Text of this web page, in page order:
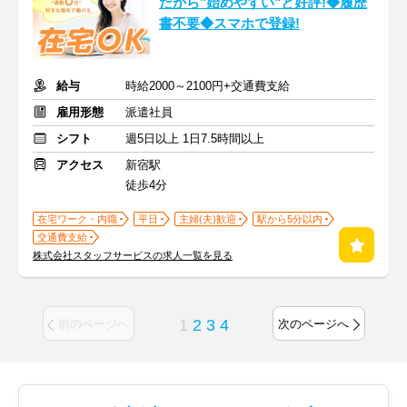
書不要◆スマホで登録!
給与
時給2000～2100円+交通費支給
雇用形態
派遣社員
シフト
週5日以上 1日7.5時間以上
アクセス
新宿駅
徒歩4分
在宅ワーク・内職 平日 主婦(夫)歓迎
駅から5分以内
交通費支給
株式会社スタッフサービスの求人一覧を見る
前のページへ 1 2 3 4 次のページへ